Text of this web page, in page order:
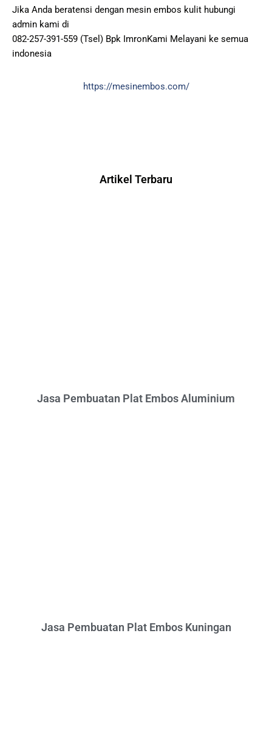
Jika Anda beratensi dengan mesin embos kulit hubungi
admin kami di
082-257-391-559 (Tsel) Bpk ImronKami Melayani ke semua
indonesia
https://mesinembos.com/
Artikel Terbaru
Jasa Pembuatan Plat Embos Aluminium
Jasa Pembuatan Plat Embos Kuningan